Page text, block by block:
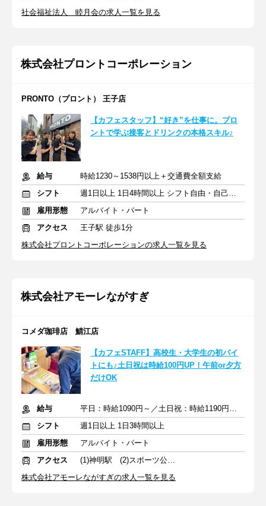
社会福祉法人 睦月会の求人一覧を見る
株式会社プロントコーポレーション
PRONTO（プロント） 王子店
【カフェスタッフ】“好き”を仕事に。プロ
ントで学ぶ接客とドリンクの本格スキル♪
給与
時給1230～1538円以上＋交通費全額支給
シフト
週1日以上 1日4時間以上 シフト自由・自己申告
雇用形態
アルバイト・パート
アクセス
王子駅 徒歩1分
株式会社プロントコーポレーションの求人一覧を見る
株式会社アモーレながすぎ
コメダ珈琲店 鯖江店
【カフェSTAFF】高校生・大学生の初バイ
トにも♪土日祝は時給100円UP！午前or夕方
だけOK
給与
平日：時給1090円～／土日祝：時給1190円～※昇給あり
シフト
週1日以上 1日3時間以上
雇用形態
アルバイト・パート
アクセス
(1)神明駅 (2)スポーツ公園駅
株式会社アモーレながすぎの求人一覧を見る